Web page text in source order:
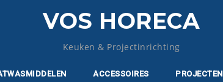
VOS HORECA
Keuken & Projectinrichting
ACCESSOIRES PROJECTEN